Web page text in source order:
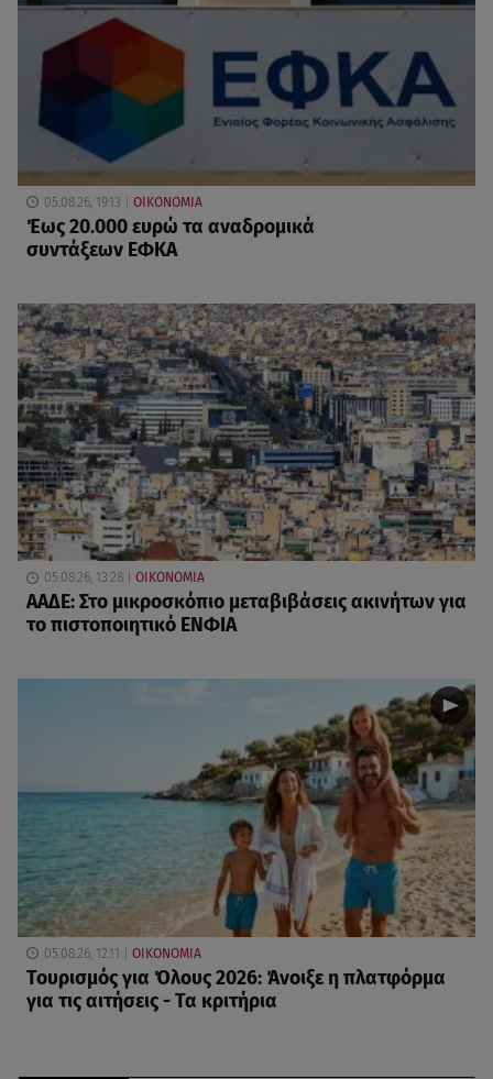
05.08.26, 19:13 ΟΙΚΟΝΟΜΙΑ
Έως 20.000 ευρώ τα αναδρομικά
συντάξεων ΕΦΚΑ
05.08.26, 13:28 ΟΙΚΟΝΟΜΙΑ
ΑΑΔΕ: Στο μικροσκόπιο μεταβιβάσεις ακινήτων για
το πιστοποιητικό ΕΝΦΙΑ
05.08.26, 12:11 ΟΙΚΟΝΟΜΙΑ
Τουρισμός για Όλους 2026: Άνοιξε η πλατφόρμα
για τις αιτήσεις - Τα κριτήρια